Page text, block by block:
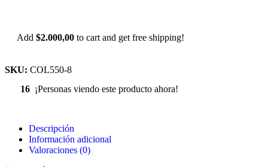
Add $2.000,00 to cart and get free shipping!
SKU: COL550-8
16 ¡Personas viendo este producto ahora!
Descripción
Información adicional
Valoraciones (0)